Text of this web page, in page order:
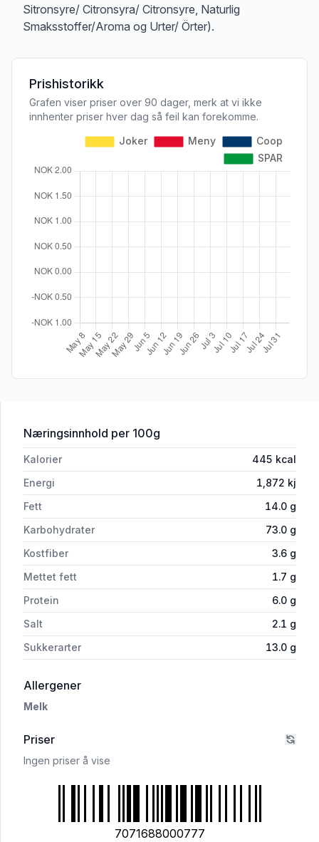
Sitronsyre/ Citronsyra/ Citronsyre, Naturlig
Smaksstoffer/Aroma og Urter/ Örter).
Prishistorikk
Grafen viser priser over 90 dager, merk at vi ikke
innhenter priser hver dag så feil kan forekomme.
Næringsinnhold for 'Poppa Chips Søtpotet
per 100g
Kalorier 445 kcal
Energi
1,872 kj
Fett
14.0 g
Karbohydrater
73.0 g
Kostfiber
3.6 g
Mettet fett
1.7 g
Protein
6.0 g
Salt
2.1 g
Sukkerarter
13.0 g
Allergeneri 'Poppa Chips Søtpotet Rømme&Urter 75g
Melk
Priser
Ingen priser å vise
7071688000777